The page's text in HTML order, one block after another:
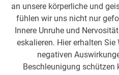
an unsere körperliche und
fühlen wir uns nicht nur
Innere Unruhe und
eskalieren. Hier erhalten Sie
negativen
Beschleunigung schützen